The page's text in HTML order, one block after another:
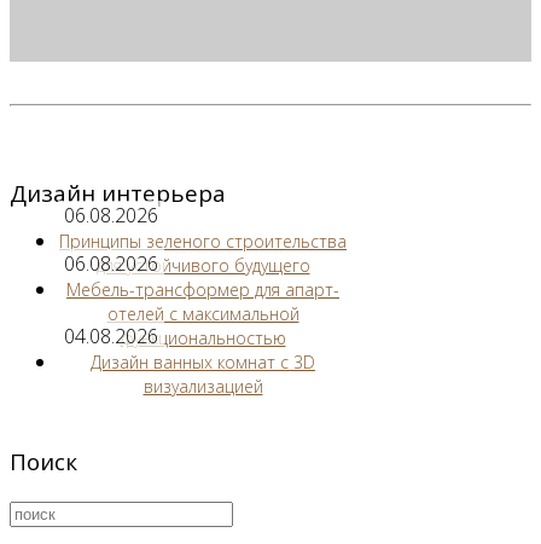
Дизайн интерьера
06.08.2026
Принципы зеленого строительства
для устойчивого будущего
06.08.2026
Мебель-трансформер для апарт-
отелей с максимальной
функциональностью
04.08.2026
Дизайн ванных комнат с 3D
визуализацией
Поиск